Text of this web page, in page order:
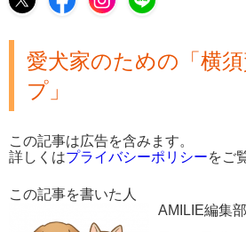
愛犬家のための「横
プ」
この記事は広告を含みます。
詳しくはプライバシーポリシーをご
この記事を書いた人
AMILIE編集部